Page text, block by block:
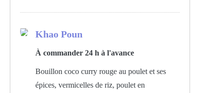
Khao Poun
À commander 24 h à l'avance
Bouillon coco curry rouge au poulet et ses
épices, vermicelles de riz, poulet en